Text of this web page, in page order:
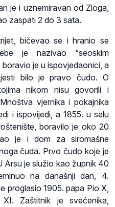
je i uznemiravan od Zloga,
zaspati 2 do 3 sata.
bičevao se i hranio se
je nazivao “seoskim
je u ispovjedaonici, a
bilo je pravo čudo. O
nikom nisu govorili i
vjernika i pokajnika
i ispovijedi, a 1855. u selu
boravilo je oko 20
je i dom za siromašne
čuda. Prvo čudo koje je
Arsu je služio kao župnik 40
na današnji dan, 4.
proglasio 1905. papa Pio X,
Zaštitnik je svećenika,